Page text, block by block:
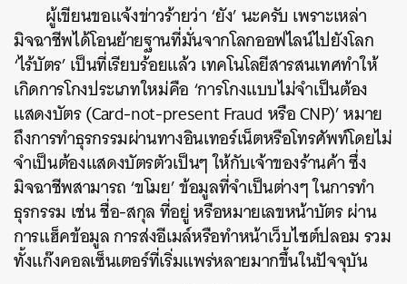
ผู้เขียนขอแจ้งข่าวร้ายว่า ‘ยัง’ นะครับ เพราะเหล่า
มิจฉาชีพได้โอนย้ายฐานที่มั่นจากโลกออฟไลน์ไปยังโลก
‘ไร้บัตร’ เป็นที่เรียบร้อยแล้ว เทคโนโลยีสารสนเทศทำให้
เกิดการโกงประเภทใหม่คือ ‘การโกงแบบไม่จำเป็นต้อง
แสดงบัตร (Card-not-present Fraud หรือ CNP)’ หมาย
ถึงการทำธุรกรรมผ่านทางอินเทอร์เน็ตหรือโทรศัพท์โดยไม่
จำเป็นต้องแสดงบัตรตัวเป็นๆ ให้กับเจ้าของร้านค้า ซึ่ง
มิจฉาชีพสามารถ ‘ขโมย’ ข้อมูลที่จำเป็นต่างๆ ในการทำ
ธุรกรรม เช่น ชื่อ-สกุล ที่อยู่ หรือหมายเลขหน้าบัตร ผ่าน
การแฮ็คข้อมูล การส่งอีเมล์หรือทำหน้าเว็บไซต์ปลอม รวม
ทั้งแก๊งคอลเซ็นเตอร์ที่เริ่มแพร่หลายมากขึ้นในปัจจุบัน